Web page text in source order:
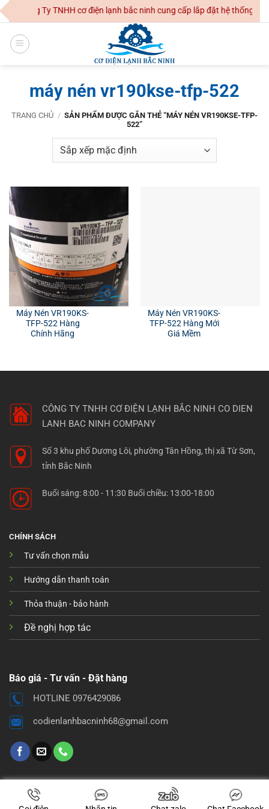
Skip
to
content
Công Ty TNHH cơ điện lạnh bắc ninh cung cấp lắp đặt hệ thống
máy nén vr190kse-tfp-522
TRANG CHỦ / SẢN PHẨM ĐƯỢC GẮN THẺ “MÁY NÉN VR190KSE-TFP-
522”
Máy Nén VR190KS-
TFP-522 Hàng
Chính Hãng
Máy Nén VR190KS-
TFP-522 Hàng Mới
Giá Mềm
CÔNG TY TNHH CƠ ĐIỆN LẠNH BẮC NINH CO DIEN
LANH BAC NINH COMPANY
Số 3 khu phố Dương Lôi, phường Tân Hồng, thị xã Từ Sơn,
tỉnh Bắc Ninh
Buổi sáng: 8:00 - 11:30 Buổi chiều: 13:00-18:00
CHÍNH SÁCH
Tư vấn chọn mẫu
Hướng dẫn thanh toán
Thỏa thuận - bảo hành
Đề nghị hợp tác
Báo giá - Tư vấn - Đặt hàng
HOTLINE 0976429086
codienlanhbacninh68@gmail.com